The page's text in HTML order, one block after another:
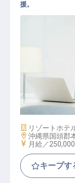
人事部 採用
援。
施設業態
リゾートホテ
勤務地
沖縄県国頭郡
給与
月給／
キープす